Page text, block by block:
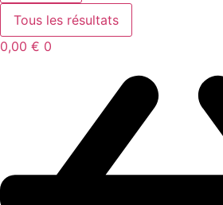
Tous les résultats
0,00 € 0